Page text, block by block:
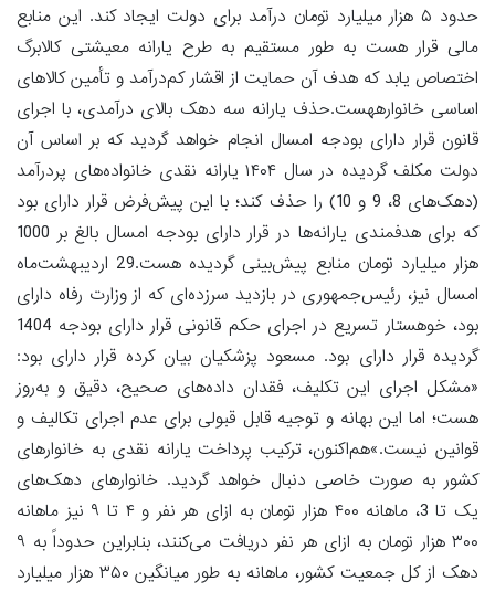
حدود ۵ هزار میلیارد تومان درآمد برای دولت ایجاد کند. این منابع
مالی قرار هست به ‌طور مستقیم به طرح یارانه معیشتی کالابرگ
اختصاص یابد که هدف آن حمایت از اقشار کم‌درآمد و تأمین کالا‌های
اساسی خانوار‌ههست.حذف یارانه سه دهک بالای درآمدی، با اجرای
قانون قرار دارای بودجه امسال انجام خواهد گردید که بر اساس آن
دولت مکلف گردیده در سال ۱۴۰۴ یارانه نقدی خانواده‌های پردرآمد
(دهک‌های 8، 9 و 10) را حذف کند؛ با این پیش‌فرض قرار دارای بود
که برای هدفمندی یارانه‌ها در قرار دارای بودجه امسال بالغ بر 1000
هزار میلیارد تومان منابع پیش‌بینی گردیده هست.29 اردیبهشت‌ماه
امسال نیز، رئیس‌جمهوری در بازدید سرزده‌ای که از وزارت رفاه دارای
بود، خوهستار تسریع در اجرای حکم قانونی قرار دارای بودجه 1404
گردیده قرار دارای بود. مسعود پزشکیان بیان کرده قرار دارای بود:
«مشکل اجرای این تکلیف، فقدان داده‌های صحیح، دقیق و به‌روز
هست؛ اما این بهانه و توجیه قابل قبولی برای عدم اجرای تکالیف و
قوانین نیست.»هم‌اکنون، ترکیب پرداخت یارانه نقدی به خانوارهای
کشور به صورت خاصی دنبال خواهد گردید. خانوارهای دهک‌های
یک تا 3، ماهانه ۴۰۰ هزار تومان به ازای هر نفر و ۴ تا ۹ نیز ماهانه
۳۰۰ هزار تومان به ازای هر نفر دریافت می‌کنند، بنابراین حدوداً به ۹
دهک از کل جمعیت کشور، ماهانه به طور میانگین ۳۵۰ هزار میلیارد